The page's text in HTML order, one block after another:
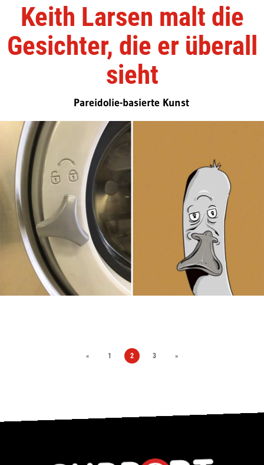
Keith Larsen malt die
Gesichter, die er überall
sieht
Pareidolie-basierte Kunst
« 1 2 3 »